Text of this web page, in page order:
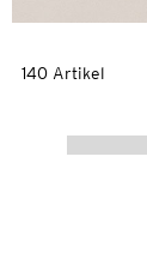
140 Artikel